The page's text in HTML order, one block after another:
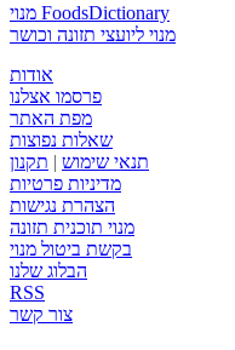
מנוי FoodsDictionary
מנוי ליועצי תזונה וכושר
אודות
פרסמו אצלנו
מפת האתר
שאלות נפוצות
תנאי שימוש | תקנון
מדיניות פרטיות
הצהרת נגישות
מנוי תוכנית תזונה
בקשת ביטול מנוי
הבלוג שלנו
RSS
צור קשר